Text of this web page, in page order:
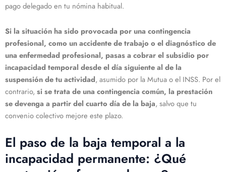
pago delegado en tu nómina habitual.
Si la situación ha sido provocada por una contingencia
profesional, como un accidente de trabajo o el diagnóstico de
una enfermedad profesional, pasas a cobrar el subsidio por
incapacidad temporal desde el día siguiente al de la
suspensión de tu actividad, asumido por la Mutua o el INSS. Por el
contrario, si se trata de una contingencia común, la prestación
se devenga a partir del cuarto día de la baja, salvo que tu
convenio colectivo mejore este plazo.
El paso de la baja temporal a la
incapacidad permanente: ¿Qué